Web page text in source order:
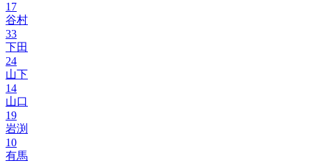
17
谷村
33
下田
24
山下
14
山口
19
岩渕
10
有馬